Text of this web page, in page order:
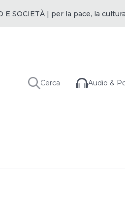
SOCIETÀ | per la pace, la cultura
Cerca Audio &